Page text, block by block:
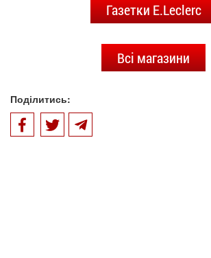
Газетки E.Leclerc
Всі магазини
Поділитись: